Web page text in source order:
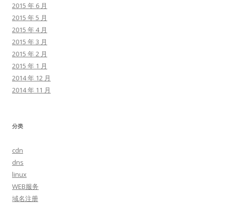
2015 年 6 月
2015 年 5 月
2015 年 4 月
2015 年 3 月
2015 年 2 月
2015 年 1 月
2014 年 12 月
2014 年 11 月
分类
cdn
dns
linux
WEB服务
域名注册